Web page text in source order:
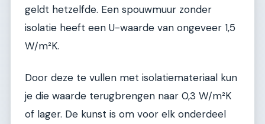
geldt hetzelfde. Een spouwmuur zonder
isolatie heeft een U-waarde van ongeveer 1,5
W/m²K.
Door deze te vullen met isolatiemateriaal kun
je die waarde terugbrengen naar 0,3 W/m²K
of lager. De kunst is om voor elk onderdeel